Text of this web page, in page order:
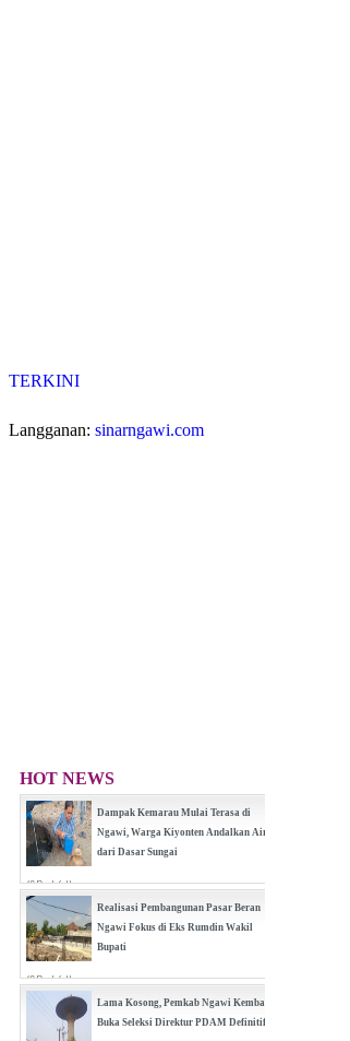
TERKINI
Langganan: sinarngawi.com
HOT NEWS
Dampak Kemarau Mulai Terasa di
Ngawi, Warga Kiyonten Andalkan Air
dari Dasar Sungai
(0 Reply(s))
Realisasi Pembangunan Pasar Beran
Ngawi Fokus di Eks Rumdin Wakil
Bupati
(0 Reply(s))
Lama Kosong, Pemkab Ngawi Kembali
Buka Seleksi Direktur PDAM Definitif